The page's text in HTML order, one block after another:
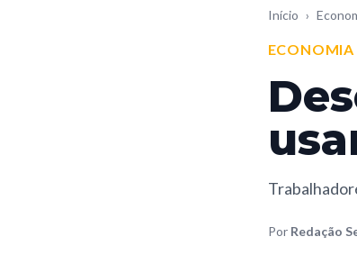
Início ›
ECONOMIA
Por Redação